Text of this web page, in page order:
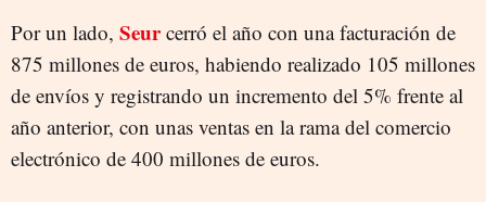
Por un lado, Seurcerró el año con una facturación de
875 millones de euros, habiendo realizado 105 millones
de envíos y registrando un incremento del 5% frente al
año anterior, con unas ventas en la rama del comercio
electrónico de 400 millones de euros.